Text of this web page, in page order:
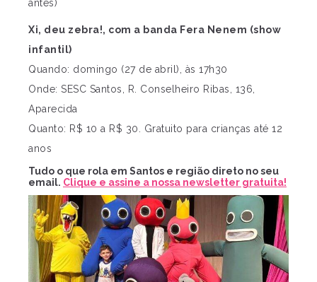
antes)
Xi, deu zebra!, com a banda Fera Nenem (show
infantil)
Quando: domingo (27 de abril), às 17h30
Onde: SESC Santos, R. Conselheiro Ribas, 136,
Aparecida
Quanto: R$ 10 a R$ 30. Gratuito para crianças até 12
anos
Tudo o que rola em Santos e região direto no seu
email. Clique e assine a nossa newsletter gratuita!